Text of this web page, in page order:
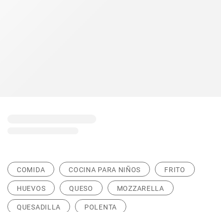
COMIDA COCINA PARA NIÑOS FRITO
HUEVOS QUESO MOZZARELLA
QUESADILLA POLENTA